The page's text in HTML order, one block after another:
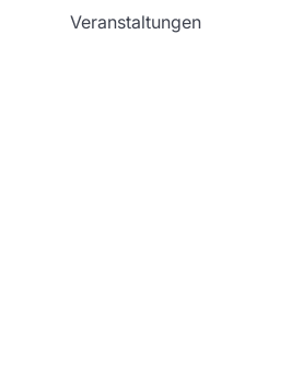
Veranstaltungen